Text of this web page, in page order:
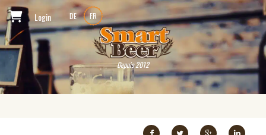
Login DE FR
Depuis 2012